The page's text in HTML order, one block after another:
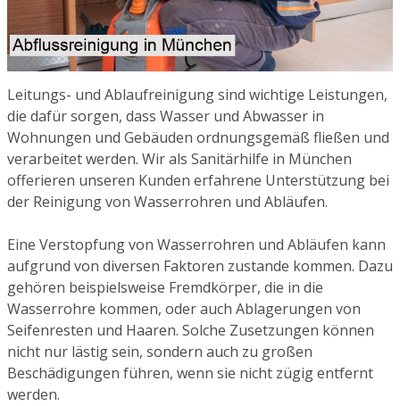
Leitungs- und Ablaufreinigung sind wichtige Leistungen,
die dafür sorgen, dass Wasser und Abwasser in
Wohnungen und Gebäuden ordnungsgemäß fließen und
verarbeitet werden. Wir als Sanitärhilfe in München
offerieren unseren Kunden erfahrene Unterstützung bei
der Reinigung von Wasserrohren und Abläufen.
Eine Verstopfung von Wasserrohren und Abläufen kann
aufgrund von diversen Faktoren zustande kommen. Dazu
gehören beispielsweise Fremdkörper, die in die
Wasserrohre kommen, oder auch Ablagerungen von
Seifenresten und Haaren. Solche Zusetzungen können
nicht nur lästig sein, sondern auch zu großen
Beschädigungen führen, wenn sie nicht zügig entfernt
werden.